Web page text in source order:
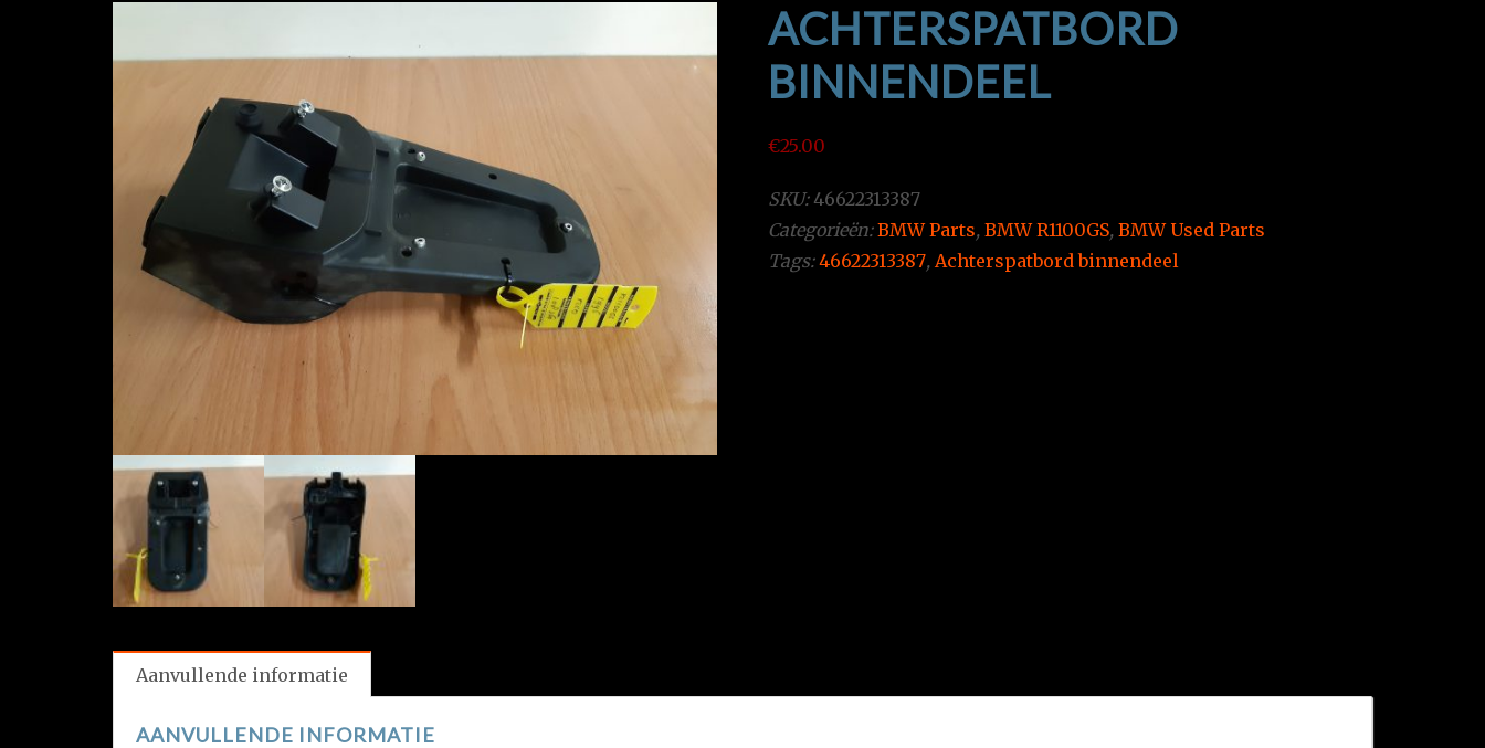
ACHTERSPATBORD
BINNENDEEL
€25.00
SKU: 46622313387
Categorieën:BMW Parts, BMW R1100GS, BMW Used Parts
Tags:46622313387, Achterspatbord binnendeel
Aanvullende informatie
AANVULLENDE INFORMATIE